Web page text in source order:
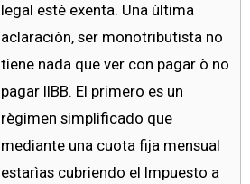
legal estè exenta. Una ùltima
aclaraciòn, ser monotributista no
tiene nada que ver con pagar ò no
pagar IIBB. El primero es un
règimen simplificado que
mediante una cuota fija mensual
estarìas cubriendo el Impuesto a